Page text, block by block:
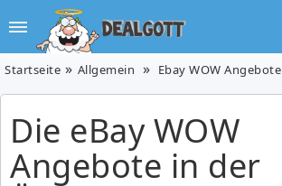
Startseite Allgemein Ebay WOW Angebote
Die eBay WOW
Angebote in der